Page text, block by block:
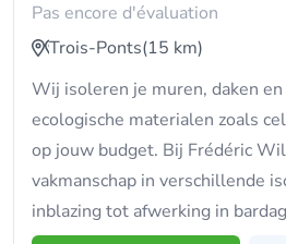
Pas encore d'évaluation
Trois-Ponts(15 km)
Wij isoleren je muren, daken
ecologische materialen zoals
op jouw budget. Bij Frédéric
vakmanschap in verschillende
inblazing tot afwerking in